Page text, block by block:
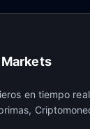
Markets
en tiempo